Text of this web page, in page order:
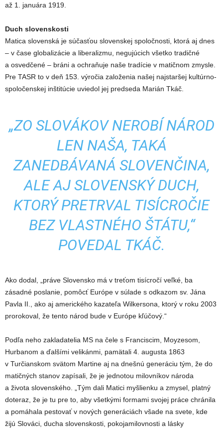
až 1. januára 1919.
Duch slovenskosti
Matica slovenská je súčasťou slovenskej spoločnosti, ktorá aj dnes
– v čase globalizácie a liberalizmu, negujúcich všetko tradičné
a osvedčené – bráni a ochraňuje naše tradície v matičnom zmysle.
Pre TASR to v deň 153. výročia založenia našej najstaršej kultúrno-
spoločenskej inštitúcie uviedol jej predseda Marián Tkáč.
„ZO SLOVÁKOV NEROBÍ NÁROD
LEN NAŠA, TAKÁ
ZANEDBÁVANÁ SLOVENČINA,
ALE AJ SLOVENSKÝ DUCH,
KTORÝ PRETRVAL TISÍCROČIE
BEZ VLASTNÉHO ŠTÁTU,“
POVEDAL TKÁČ.
Ako dodal, „práve Slovensko má v treťom tisícročí veľké, ba
zásadné poslanie, pomôcť Európe v súlade s odkazom sv. Jána
Pavla II., ako aj amerického kazateľa Wilkersona, ktorý v roku 2003
prorokoval, že tento národ bude v Európe kľúčový.“
Podľa neho zakladatelia MS na čele s Franciscim, Moyzesom,
Hurbanom a ďalšími velikánmi, pamätali 4. augusta 1863
v Turčianskom svätom Martine aj na dnešnú generáciu tým, že do
matičných stanov zapísali, že je jednotou milovníkov národa
a života slovenského. „Tým dali Matici myšlienku a zmysel, platný
doteraz, že je tu pre to, aby všetkými formami svojej práce chránila
a pomáhala pestovať v nových generáciách všade na svete, kde
žijú Slováci, ducha slovenskosti, pokojamilovnosti a lásky